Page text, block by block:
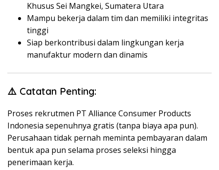
Khusus Sei Mangkei, Sumatera Utara
Mampu bekerja dalam tim dan memiliki integritas
tinggi
Siap berkontribusi dalam lingkungan kerja
manufaktur modern dan dinamis
⚠️ Catatan Penting:
Proses rekrutmen PT Alliance Consumer Products
Indonesia sepenuhnya gratis (tanpa biaya apa pun).
Perusahaan tidak pernah meminta pembayaran dalam
bentuk apa pun selama proses seleksi hingga
penerimaan kerja.